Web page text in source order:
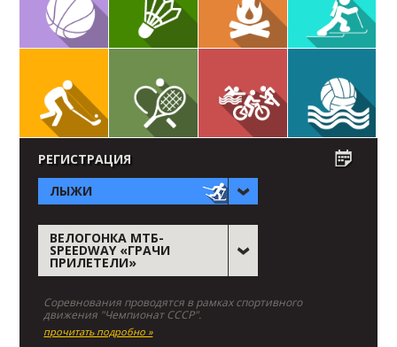
РЕГИСТРАЦИЯ
ЛЫЖИ
ВЕЛОГОНКА МТБ-
SPEEDWAY «ГРАЧИ
ПРИЛЕТЕЛИ»
Соревнования проводятся в рамках спортивного
движения "Чемпионат СССР".
прочитать подробно »